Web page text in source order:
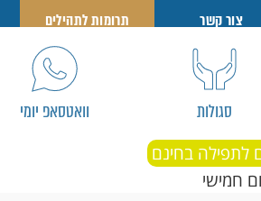
צור קשר תרומות לתהילים
סגולות וואטסאפ יומי
לתפילה בחינם
חמישי